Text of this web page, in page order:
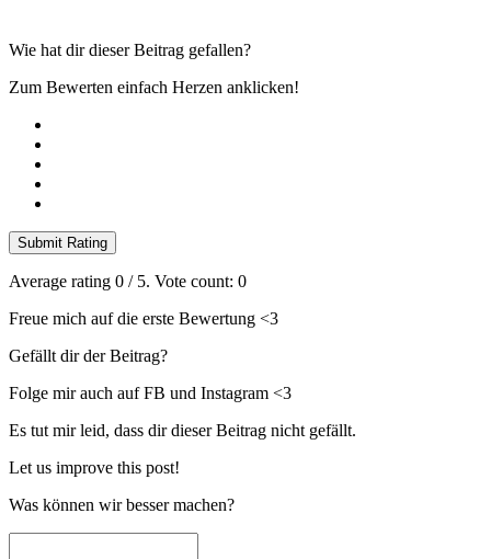
Wie hat dir dieser Beitrag gefallen?
Zum Bewerten einfach Herzen anklicken!
Submit Rating
Average rating 0 / 5. Vote count: 0
Freue mich auf die erste Bewertung <3
Gefällt dir der Beitrag?
Folge mir auch auf FB und Instagram <3
Es tut mir leid, dass dir dieser Beitrag nicht gefällt.
Let us improve this post!
Was können wir besser machen?